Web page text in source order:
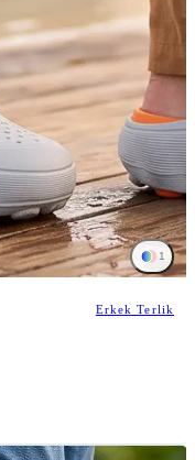
1
Erkek Terlik